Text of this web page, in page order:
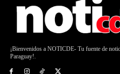
¡Bienvenidos a NOTICDE- Tu fuente de
Paraguay!.